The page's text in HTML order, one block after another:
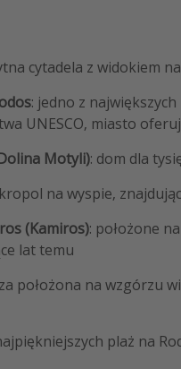
cytadela z widokiem
: jedno z
UNESCO, miasto
Motyli): dom dla
na wyspie,
(Kamiros): położone
lat temu
położona na wzgórzu
plaż na